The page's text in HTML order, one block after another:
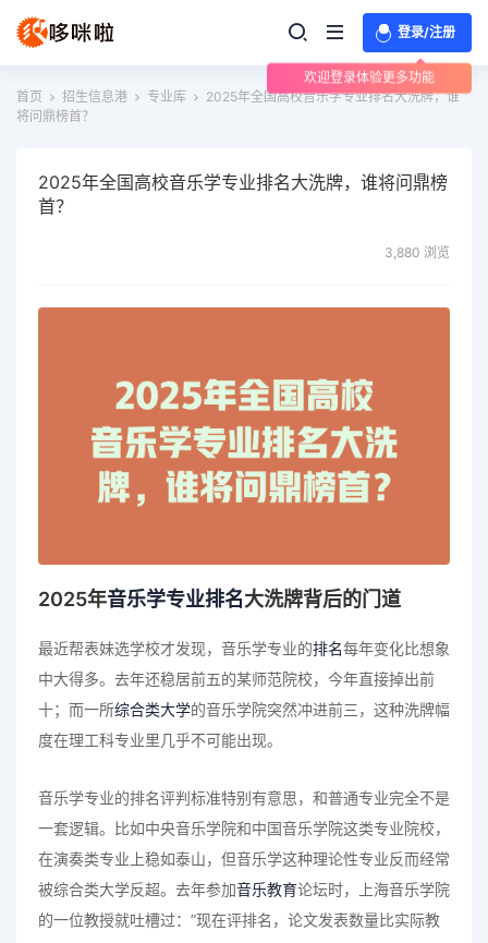
登录/注册
欢迎登录体验更多功能
首页
招生信息港 专业库
2025年全国高校音乐学专业排名大洗牌，谁
将问鼎榜首？
2025年全国高校音乐学专业排名大洗牌，谁将问鼎榜
首？
3,880 浏览
2025年音乐学专业排名大洗牌背后的门道
最近帮表妹选学校才发现，音乐学专业的排名每年变化比想象
中大得多。去年还稳居前五的某师范院校，今年直接掉出前
十；而一所综合类大学的音乐学院突然冲进前三，这种洗牌幅
度在理工科专业里几乎不可能出现。
音乐学专业的排名评判标准特别有意思，和普通专业完全不是
一套逻辑。比如中央音乐学院和中国音乐学院这类专业院校，
在演奏类专业上稳如泰山，但音乐学这种理论性专业反而经常
被综合类大学反超。去年参加音乐教育论坛时，上海音乐学院
的一位教授就吐槽过：”现在评排名，论文发表数量比实际教